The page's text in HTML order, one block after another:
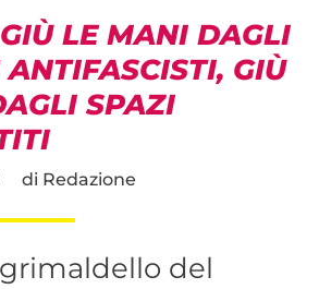
LE MANI DAGLI
GIÙ
SPAZI
di Redazione
del